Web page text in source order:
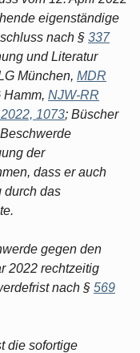
eigenständige
nach § 337
und Literatur
München, MDR
Hamm, NJW-RR
1073; Büscher
der
dass er auch
durch das
gegen den
2022 rechtzeitig
nach § 569
die sofortige